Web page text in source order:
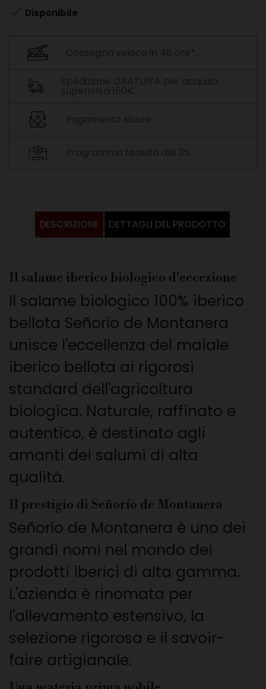
 Disponibile
DESCRIZIONE DETTAGLI DEL PRODOTTO
Il salame iberico biologico d'eccezione
Il salame biologico 100% iberico
bellota Señorío de Montanera
unisce l'eccellenza del maiale
iberico bellota ai rigorosi
standard dell'agricoltura
biologica. Naturale, raffinato e
autentico, è destinato agli
amanti dei salumi di alta
qualità.
Il prestigio di Señorío de Montanera
Señorío de Montanera è uno dei
grandi nomi nel mondo dei
prodotti iberici di alta gamma.
L'azienda è rinomata per
l'allevamento estensivo, la
selezione rigorosa e il savoir-
faire artigianale.